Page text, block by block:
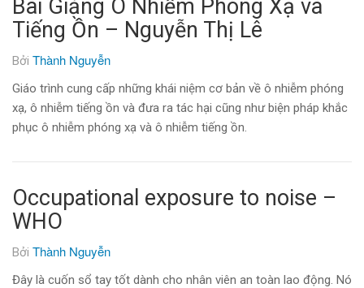
Bài Giảng Ô Nhiễm Phóng Xạ và
Tiếng Ồn – Nguyễn Thị Lê
Bởi Thành Nguyễn
Giáo trình cung cấp những khái niệm cơ bản về ô nhiễm phóng
xạ, ô nhiễm tiếng ồn và đưa ra tác hại cũng như biện pháp khắc
phục ô nhiễm phóng xạ và ô nhiễm tiếng ồn.
Occupational exposure to noise –
WHO
Bởi Thành Nguyễn
Đây là cuốn sổ tay tốt dành cho nhân viên an toàn lao động. Nó